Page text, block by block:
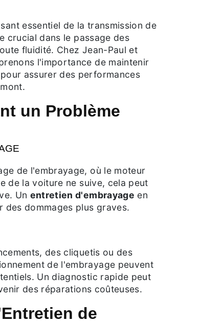
essentiel de la transmission de
crucial dans le passage des
fluidité. Chez Jean-Paul et
l'importance de maintenir
assurer des performances
un Problème
de l'embrayage, où le moteur
de la voiture ne suive, cela peut
Un entretien d'embrayage en
dommages plus graves.
des cliquetis ou des
de l'embrayage peuvent
Un diagnostic rapide peut
des réparations coûteuses.
de